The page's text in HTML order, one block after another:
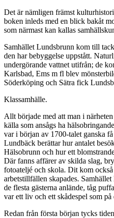
Det är nämligen främst
boken inleds med en blick bakåt
som närmast kan kallas
Samhället Lundsbrunn kom till
den har bebyggelse uppstått.
undergörande vattnet utifrån; de
Karlsbad, Ems m fl blev
Söderköping och Sätra fick
Klassamhälle.
Allt började med att man i
källa som ansågs ha
var i början av 1700-talet ganska
Lundbäck berättar hur antalet
Hälsobrunn och hur ett
Där fanns affärer av skilda slag,
fotoateljé och skola. Dit kom
arbetstillfällen skapades.
de flesta gästerna anlände, tåg
var ett liv och ett skådespel som på
Redan från första början tycks